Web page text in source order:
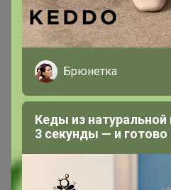
Цена:
- Фартук супер, брала
понравился.
Брюнетка
Кеды из натуральной
3 секунды — и готово